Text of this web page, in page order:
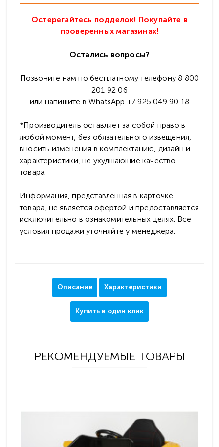
Остерегайтесь подделок! Покупайте в
проверенных магазинах!
Остались вопросы?
Позвоните нам по бесплатному телефону 8 800
201 92 06
или напишите в WhatsApp +7 925 049 90 18
*Производитель оставляет за собой право в
любой момент, без обязательного извещения,
вносить изменения в комплектацию, дизайн и
характеристики, не ухудшающие качество
товара.
Информация, представленная в карточке
товара, не является офертой и предоставляется
исключительно в ознакомительных целях. Все
условия продажи уточняйте у менеджера.
Описание Характеристики
Купить в один клик
РЕКОМЕНДУЕМЫЕ ТОВАРЫ